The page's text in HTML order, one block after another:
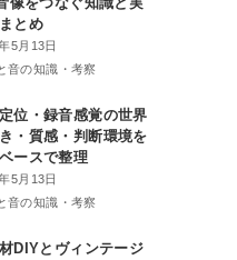
とめ
5月13日
音の知識・考察
位・録音感覚の世界
き・質感・判断環境を
ースで整理
5月13日
音の知識・考察
DIYとヴィンテージ